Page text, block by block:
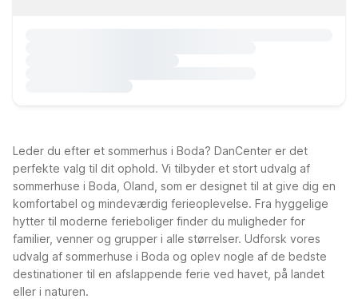
Leder du efter et sommerhus i Boda? DanCenter er det
perfekte valg til dit ophold. Vi tilbyder et stort udvalg af
sommerhuse i Boda, Oland, som er designet til at give dig en
komfortabel og mindeværdig ferieoplevelse. Fra hyggelige
hytter til moderne ferieboliger finder du muligheder for
familier, venner og grupper i alle størrelser. Udforsk vores
udvalg af sommerhuse i Boda og oplev nogle af de bedste
destinationer til en afslappende ferie ved havet, på landet
eller i naturen.